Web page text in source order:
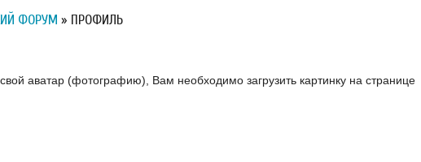
ФОРУМ » ПРОФИЛЬ
аватар (фотографию), Вам необходимо загрузить картинку на странице